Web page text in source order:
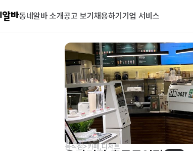
동네알바 소개공고 보기 채용하기 기업 서비스
음식점>카페,디저트